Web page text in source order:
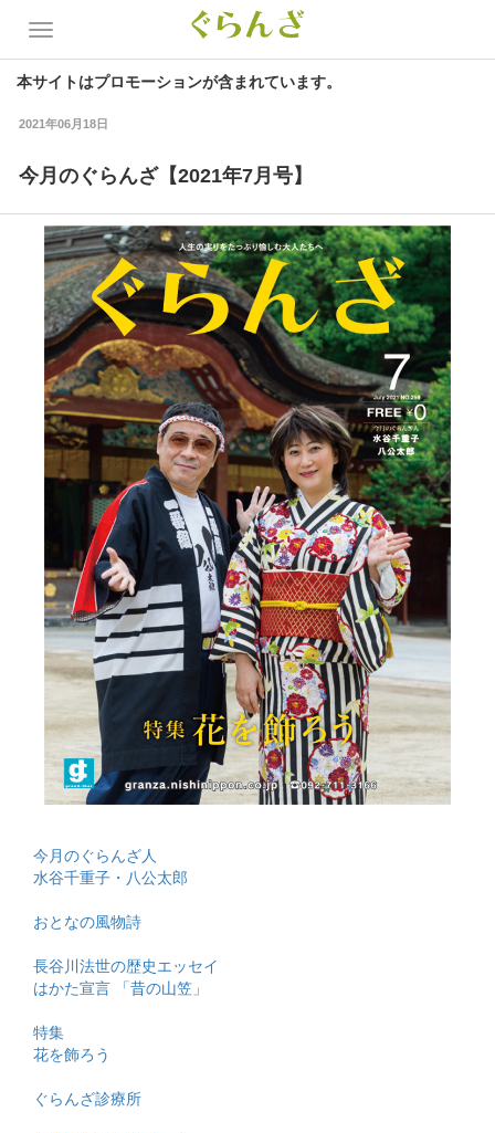
本サイトはプロモーションが含まれています。
2021年06月18日
今月のぐらんざ【2021年7月号】
今月のぐらんざ人
水谷千重子・八公太郎
おとなの風物詩
長谷川法世の歴史エッセイ
はかた宣言 「昔の山笠」
特集
花を飾ろう
ぐらんざ診療所